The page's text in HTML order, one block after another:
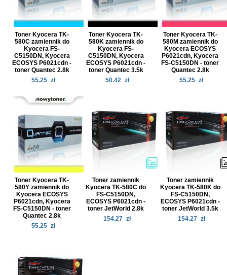
Toner Kyocera TK-
580C zamiennik do
Kyocera FS-
C5150DN, Kyocera
ECOSYS P6021cdn -
toner Quantec 2.8k
55.25 zł
Toner Kyocera TK-
580K zamiennik do
Kyocera FS-
C5150DN, Kyocera
ECOSYS P6021cdn -
toner Quantec 3.5k
50.42 zł
Toner Kyocera TK-
580M zamiennik do
Kyocera ECOSYS
P6021cdn, Kyocera
FS-C5150DN - toner
Quantec 2.8k
55.25 zł
Toner Kyocera TK-
580Y zamiennik do
Kyocera ECOSYS
P6021cdn, Kyocera
FS-C5150DN - toner
Quantec 2.8k
55.25 zł
Toner zamiennik
Kyocera TK-580C do
FS-C5150DN,
ECOSYS P6021cdn -
toner JetWorld 2.8k
154.27 zł
Toner zamiennik
Kyocera TK-580K do
FS-C5150DN,
ECOSYS P6021cdn -
toner JetWorld 3.5k
154.27 zł